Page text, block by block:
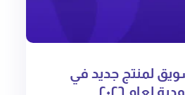
لمنتج جديد في
لعام ٢٠٢٦